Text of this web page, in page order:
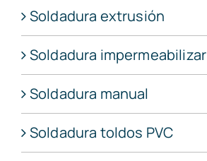
Soldadura extrusión
Soldadura impermeabilizar
Soldadura manual
Soldadura toldos PVC